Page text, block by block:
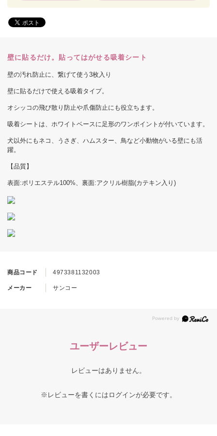
商品コード 4973381132003
メーカー サンコー
壁に貼るだけ。貼ってはがせる吸着シート
壁の汚れ防止に、繋げて使う3枚入り
壁に貼るだけで使える吸着タイプ。
オシッコの飛び散り防止や爪傷防止にも役立ちます。
吸着シートは、ホワイトベースに足形のワンポイントが付いています。
犬以外にもネコ、うさぎ、ハムスター、鳥など小動物がいる壁にも活
躍。
【品質】
表面:ポリエステル100%、裏面:アクリル樹脂(カテキン入り)
ユーザーレビュー
レビューはありません。
※レビューを書くにはログインが必要です。